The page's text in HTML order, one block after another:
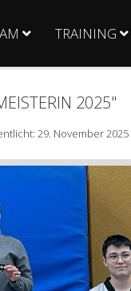
TRAINING
2025"
29. November 2025